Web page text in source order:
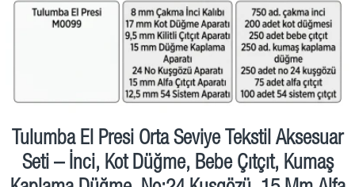
İndirimde
Tulumba El Presi Orta Seviye Tekstil Aksesuar
Seti – İnci, Kot Düğme, Bebe Çıtçıt, Kumaş